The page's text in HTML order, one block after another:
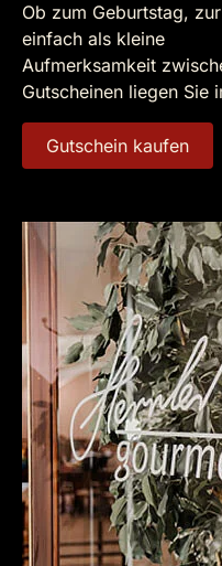
Ob zum Geburtstag,
einfach als kleine
Aufmerksamkeit
Gutscheinen liegen Sie
Gutschein kaufen